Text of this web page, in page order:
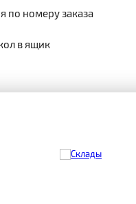
по номеру заказа
в ящик